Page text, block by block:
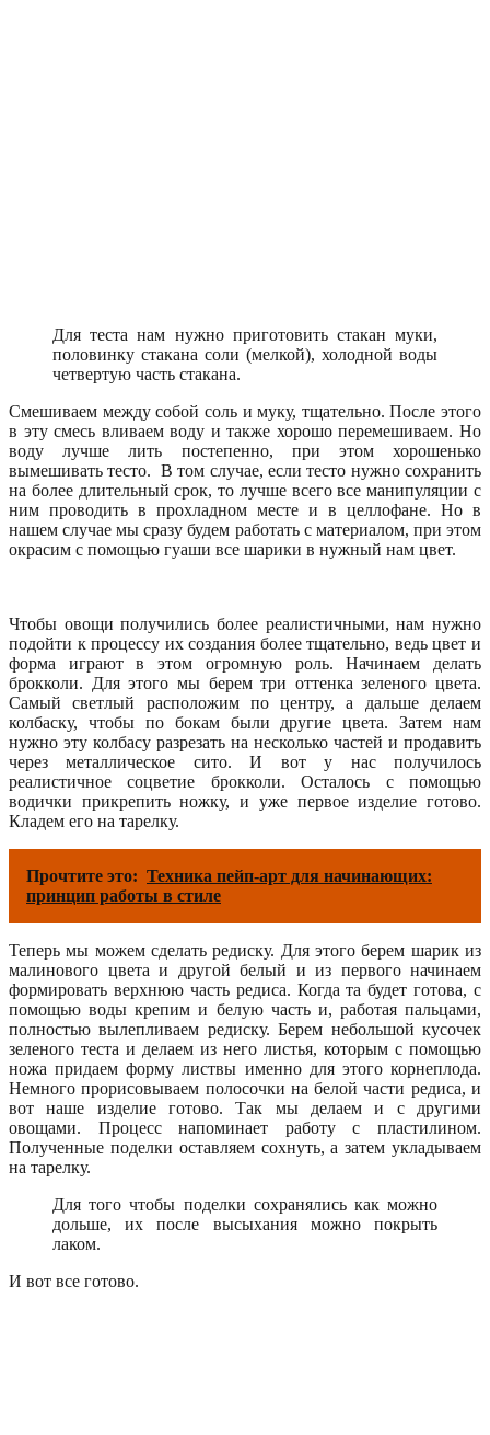
Для теста нам нужно приготовить стакан муки,
половинку стакана соли (мелкой), холодной воды
четвертую часть стакана.
Смешиваем между собой соль и муку, тщательно. После этого
в эту смесь вливаем воду и также хорошо перемешиваем. Но
воду лучше лить постепенно, при этом хорошенько
вымешивать тесто. В том случае, если тесто нужно сохранить
на более длительный срок, то лучше всего все манипуляции с
ним проводить в прохладном месте и в целлофане. Но в
нашем случае мы сразу будем работать с материалом, при этом
окрасим с помощью гуаши все шарики в нужный нам цвет.
Чтобы овощи получились более реалистичными, нам нужно
подойти к процессу их создания более тщательно, ведь цвет и
форма играют в этом огромную роль. Начинаем делать
брокколи. Для этого мы берем три оттенка зеленого цвета.
Самый светлый расположим по центру, а дальше делаем
колбаску, чтобы по бокам были другие цвета. Затем нам
нужно эту колбасу разрезать на несколько частей и продавить
через металлическое сито. И вот у нас получилось
реалистичное соцветие брокколи. Осталось с помощью
водички прикрепить ножку, и уже первое изделие готово.
Кладем его на тарелку.
Прочтите это: Техника пейп-арт для начинающих:
принцип работы в стиле
Теперь мы можем сделать редиску. Для этого берем шарик из
малинового цвета и другой белый и из первого начинаем
формировать верхнюю часть редиса. Когда та будет готова, с
помощью воды крепим и белую часть и, работая пальцами,
полностью вылепливаем редиску. Берем небольшой кусочек
зеленого теста и делаем из него листья, которым с помощью
ножа придаем форму листвы именно для этого корнеплода.
Немного прорисовываем полосочки на белой части редиса, и
вот наше изделие готово. Так мы делаем и с другими
овощами. Процесс напоминает работу с пластилином.
Полученные поделки оставляем сохнуть, а затем укладываем
на тарелку.
Для того чтобы поделки сохранялись как можно
дольше, их после высыхания можно покрыть
лаком.
И вот все готово.